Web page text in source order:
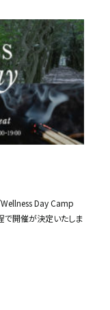
Day Camp
で開催が決定いたしま